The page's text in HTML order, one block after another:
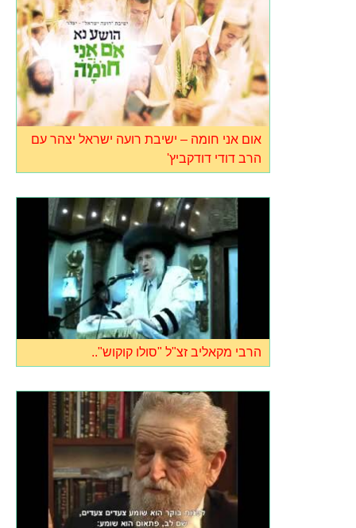
אום אני חומה – ישיבת רועה ישראל יצהר עם
הרב דודי דודקביץ'
הרבי מקאליב זצ"ל "סולו קוקוש"..